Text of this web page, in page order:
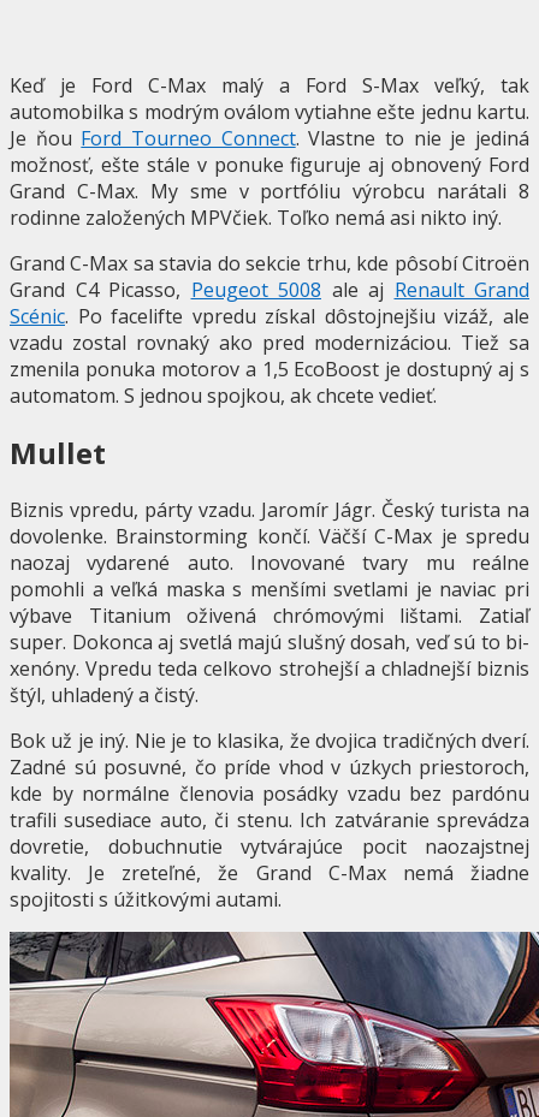
Keď je Ford C-Max malý a Ford S-Max veľký, tak
automobilka s modrým oválom vytiahne ešte jednu kartu.
Je ňou Ford Tourneo Connect. Vlastne to nie je jediná
možnosť, ešte stále v ponuke figuruje aj obnovený Ford
Grand C-Max. My sme v portfóliu výrobcu narátali 8
rodinne založených MPVčiek. Toľko nemá asi nikto iný.
Grand C-Max sa stavia do sekcie trhu, kde pôsobí Citroën
Grand C4 Picasso, Peugeot 5008 ale aj Renault Grand
Scénic. Po facelifte vpredu získal dôstojnejšiu vizáž, ale
vzadu zostal rovnaký ako pred modernizáciou. Tiež sa
zmenila ponuka motorov a 1,5 EcoBoost je dostupný aj s
automatom. S jednou spojkou, ak chcete vedieť.
Mullet
Biznis vpredu, párty vzadu. Jaromír Jágr. Český turista na
dovolenke. Brainstorming končí. Väčší C-Max je spredu
naozaj vydarené auto. Inovované tvary mu reálne
pomohli a veľká maska s menšími svetlami je naviac pri
výbave Titanium oživená chrómovými lištami. Zatiaľ
super. Dokonca aj svetlá majú slušný dosah, veď sú to bi-
xenóny. Vpredu teda celkovo strohejší a chladnejší biznis
štýl, uhladený a čistý.
Bok už je iný. Nie je to klasika, že dvojica tradičných dverí.
Zadné sú posuvné, čo príde vhod v úzkych priestoroch,
kde by normálne členovia posádky vzadu bez pardónu
trafili susediace auto, či stenu. Ich zatváranie sprevádza
dovretie, dobuchnutie vytvárajúce pocit naozajstnej
kvality. Je zreteľné, že Grand C-Max nemá žiadne
spojitosti s úžitkovými autami.